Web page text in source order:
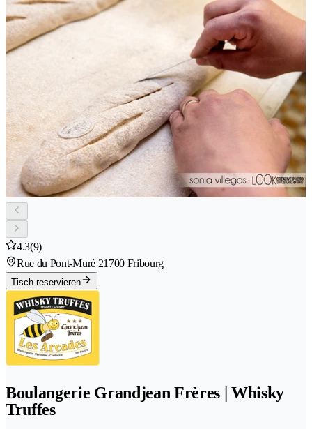
4.3(9)
Rue du Pont-Muré 21700 Fribourg
Tisch reservieren
Boulangerie Grandjean Frères | Whisky
Truffes